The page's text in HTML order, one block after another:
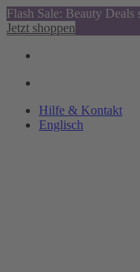
Flash Sale: Beauty Deals
Jetzt shoppen
Hilfe & Kontakt
Englisch